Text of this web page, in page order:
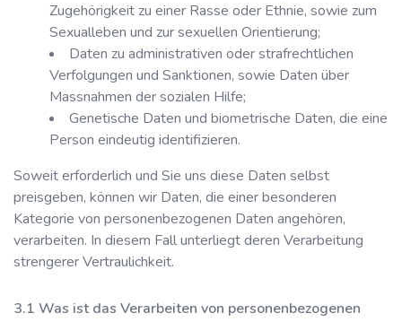
Zugehörigkeit zu einer Rasse oder Ethnie, sowie zum
Sexualleben und zur sexuellen Orientierung;
Daten zu administrativen oder strafrechtlichen
Verfolgungen und Sanktionen, sowie Daten über
Massnahmen der sozialen Hilfe;
Genetische Daten und biometrische Daten, die eine
Person eindeutig identifizieren.
Soweit erforderlich und Sie uns diese Daten selbst
preisgeben, können wir Daten, die einer besonderen
Kategorie von personenbezogenen Daten angehören,
verarbeiten. In diesem Fall unterliegt deren Verarbeitung
strengerer Vertraulichkeit.
Was ist das Verarbeiten von personenbezogenen